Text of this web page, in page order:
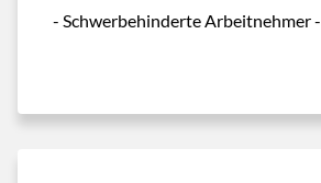
- Schwerbehinderte Arbeitnehmer -